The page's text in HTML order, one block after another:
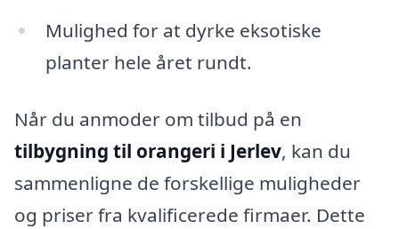
Mulighed for at dyrke eksotiske
planter hele året rundt.
Når du anmoder om tilbud på en
tilbygning til orangeri i Jerlev, kan du
sammenligne de forskellige muligheder
og priser fra kvalificerede firmaer. Dette